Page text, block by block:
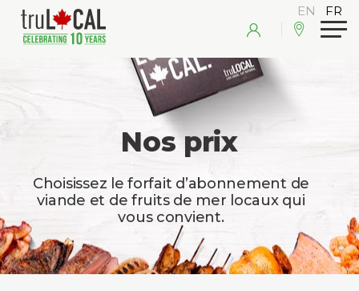
Nos prix
Choisissez le forfait d’abonnement de
viande et de fruits de mer locaux qui
vous convient.